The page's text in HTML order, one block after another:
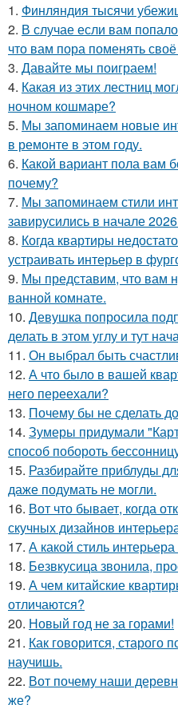
1. Финляндия тысячи
2. В случае если вам
что вам пора поменять
3. Давайте мы поиграем!
4. Какая из этих лестниц
ночном кошмаре?
5. Мы запоминаем новые
в ремонте в этом году.
6. Какой вариант пола вам
почему?
7. Мы запоминаем стили
завирусились в начале
8. Когда квартиры
устраивать интерьер в
9. Мы представим, что вам
ванной комнате.
10. Девушка попросила
делать в этом углу и тут
11. Он выбрал быть
12. А что было в вашей
него переехали?
13. Почему бы не сделать
14. Зумеры придумали
способ побороть
15. Разбирайте приблуды
даже подумать не могли.
16. Вот что бывает, когда
скучных дизайнов
17. А какой стиль
18. Безвкусица звонила,
19. А чем китайские
отличаются?
20. Новый год не за горами!
21. Как говорится, старого
научишь.
22. Вот почему наши
же?